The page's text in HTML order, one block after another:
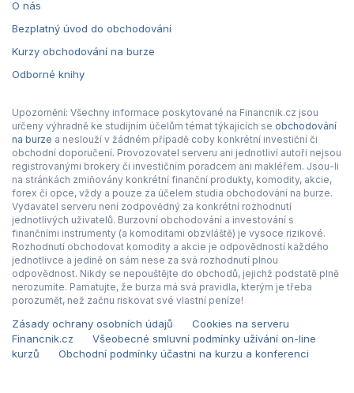
O nás
Bezplatný úvod do obchodování
Kurzy obchodování na burze
Odborné knihy
Upozornění: Všechny informace poskytované na Financnik.cz jsou
určeny výhradně ke studijním účelům témat týkajících se obchodování
na burze a neslouží v žádném případě coby konkrétní investiční či
obchodní doporučení. Provozovatel serveru ani jednotliví autoři nejsou
registrovanými brokery či investičním poradcem ani makléřem. Jsou-li
na stránkách zmiňovány konkrétní finanční produkty, komodity, akcie,
forex či opce, vždy a pouze za účelem studia obchodování na burze.
Vydavatel serveru není zodpovědný za konkrétní rozhodnutí
jednotlivých uživatelů. Burzovní obchodování a investování s
finančními instrumenty (a komoditami obzvláště) je vysoce rizikové.
Rozhodnutí obchodovat komodity a akcie je odpovědností každého
jednotlivce a jedině on sám nese za svá rozhodnutí plnou
odpovědnost. Nikdy se nepouštějte do obchodů, jejichž podstatě plně
nerozumíte. Pamatujte, že burza má svá pravidla, kterým je třeba
porozumět, než začnu riskovat své vlastní peníze!
Zásady ochrany osobních údajů
Cookies na serveru
Financnik.cz
Všeobecné smluvní podmínky užívání on-line
kurzů
Obchodní podmínky účastni na kurzu a konferenci